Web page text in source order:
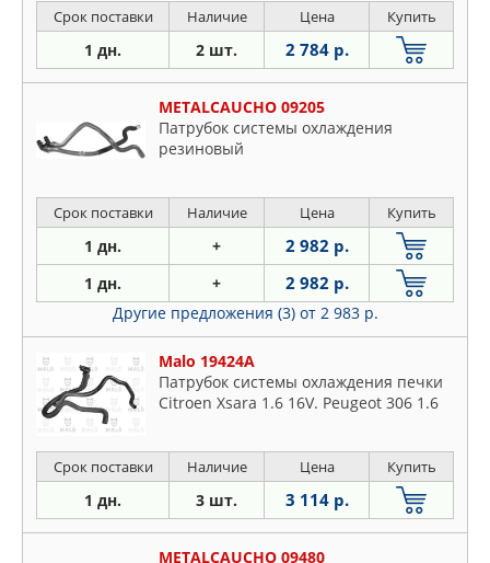
Срок поставки Наличие Цена Купить
1 дн. 2 шт. 2 784 р.
METALCAUCHO 09205
Патрубок системы охлаждения
резиновый
Срок поставки Наличие Цена Купить
1 дн. + 2 982 р.
1 дн. + 2 982 р.
Другие предложения (3) от 2 983 р.
Malo 19424A
Патрубок системы охлаждения печки
Citroen Xsara 1.6 16V. Peugeot 306 1.6
Срок поставки Наличие Цена Купить
1 дн. 3 шт. 3 114 р.
METALCAUCHO 09480